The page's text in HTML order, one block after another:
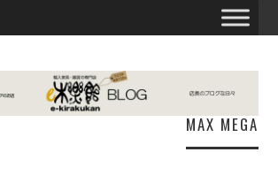
MAX MEGA